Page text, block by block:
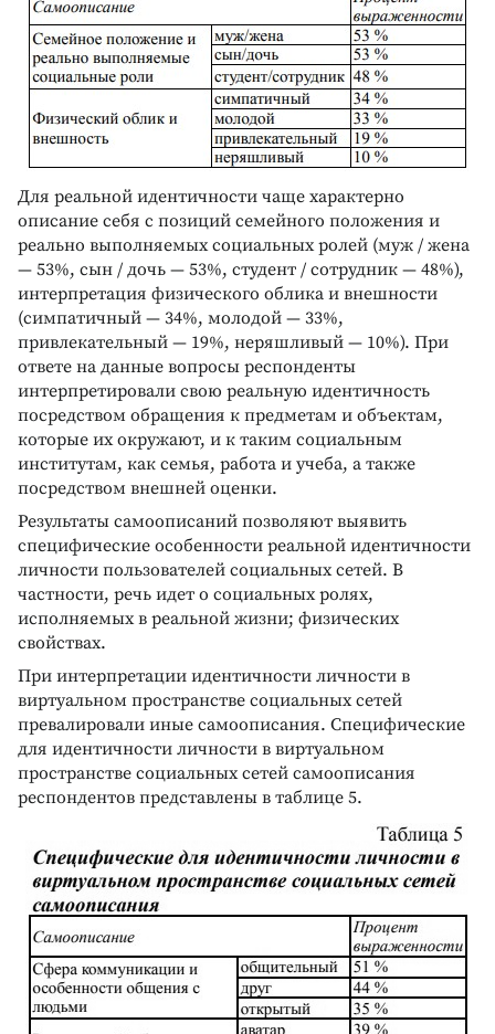
Для реальной идентичности чаще характерно
описание себя с позиций семейного положения и
реально выполняемых социальных ролей (муж / жена
— 53%, сын / дочь — 53%, студент / сотрудник — 48%),
интерпретация физического облика и внешности
(симпатичный — 34%, молодой — 33%,
привлекательный — 19%, неряшливый — 10%). При
ответе на данные вопросы респонденты
интерпретировали свою реальную идентичность
посредством обращения к предметам и объектам,
которые их окружают, и к таким социальным
институтам, как семья, работа и учеба, а также
посредством внешней оценки.
Результаты самоописаний позволяют выявить
специфические особенности реальной идентичности
личности пользователей социальных сетей. В
частности, речь идет о социальных ролях,
исполняемых в реальной жизни; физических
свойствах.
При интерпретации идентичности личности в
виртуальном пространстве социальных сетей
превалировали иные самоописания. Специфические
для идентичности личности в виртуальном
пространстве социальных сетей самоописания
респондентов представлены в таблице 5.